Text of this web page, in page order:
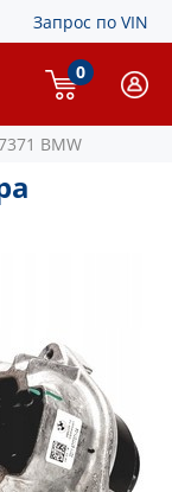
Запрос по VIN
0
BMW